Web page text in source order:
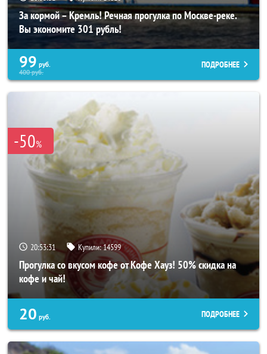
За кормой – Кремль! Речная прогулка по Москве-реке.
Вы экономите 301 рубль!
99 руб.
400руб.
ПОДРОБНЕЕ
-50%
20:53:27 Купили:14599
Прогулка со вкусом кофе от Кофе Хауз! 50% скидка на
кофе и чай!
20 руб. ПОДРОБНЕЕ